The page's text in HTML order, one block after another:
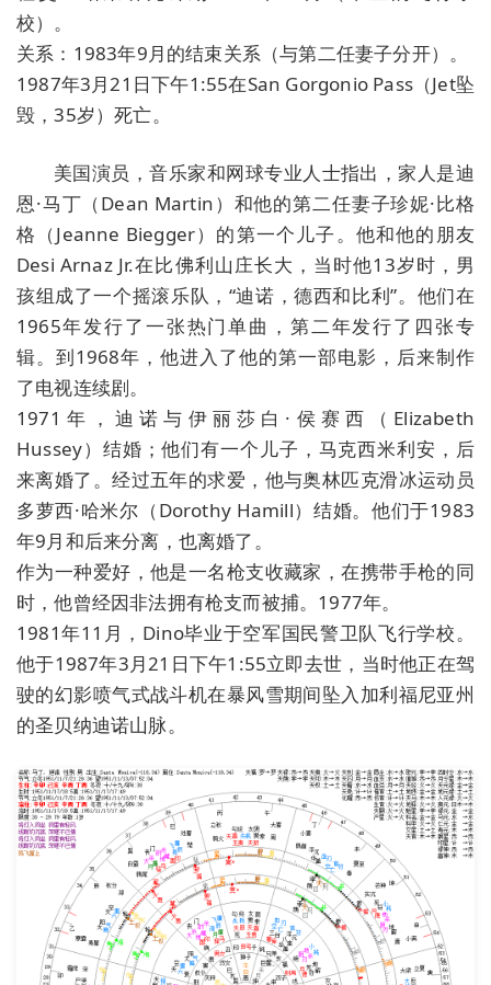
校）。
关系：1983年9月的结束关系（与第二任妻子分开）。
1987年3月21日下午1:55在San Gorgonio Pass（Jet坠
毁，35岁）死亡。
美国演员，音乐家和网球专业人士指出，家人是迪
恩·马丁（Dean Martin）和他的第二任妻子珍妮·比格
格（Jeanne Biegger）的第一个儿子。他和他的朋友
Desi Arnaz Jr.在比佛利山庄长大，当时他13岁时，男
孩组成了一个摇滚乐队，“迪诺，德西和比利”。他们在
1965年发行了一张热门单曲，第二年发行了四张专
辑。到1968年，他进入了他的第一部电影，后来制作
了电视连续剧。
1971年，迪诺与伊丽莎白·侯赛西（Elizabeth
Hussey）结婚；他们有一个儿子，马克西米利安，后
来离婚了。经过五年的求爱，他与奥林匹克滑冰运动员
多萝西·哈米尔（Dorothy Hamill）结婚。他们于1983
年9月和后来分离，也离婚了。
作为一种爱好，他是一名枪支收藏家，在携带手枪的同
时，他曾经因非法拥有枪支而被捕。1977年。
1981年11月，Dino毕业于空军国民警卫队飞行学校。
他于1987年3月21日下午1:55立即去世，当时他正在驾
驶的幻影喷气式战斗机在暴风雪期间坠入加利福尼亚州
的圣贝纳迪诺山脉。